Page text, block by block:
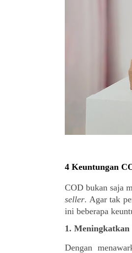
4 Keuntungan
COD bukan saja
seller. Agar tak
ini beberapa
1. Meningkatkan
Dengan